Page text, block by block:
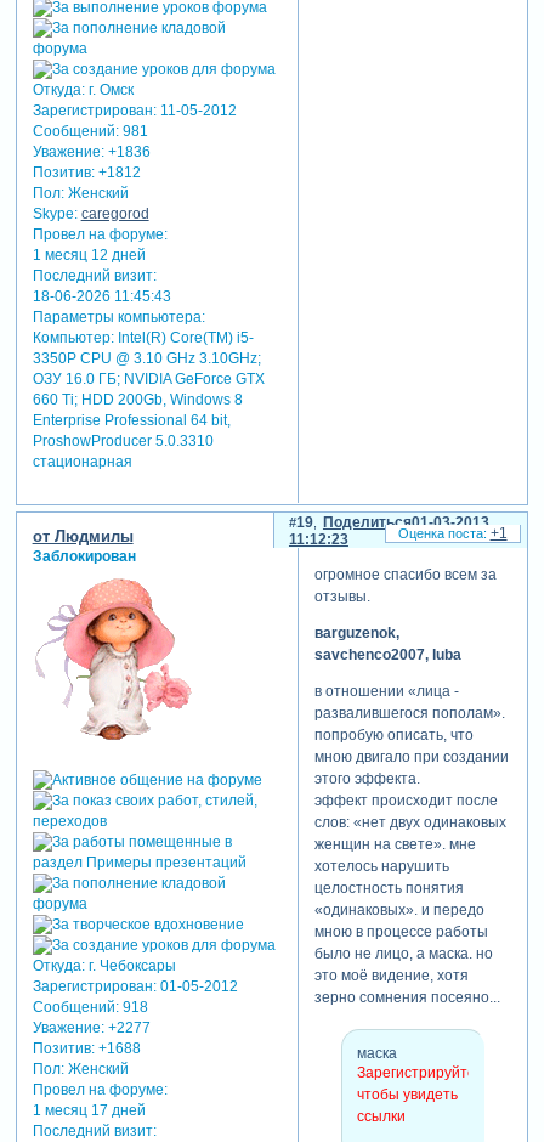
Откуда:г. Омск
Зарегистрирован: 11-05-2012
Сообщений:981
Уважение: +1836
Позитив: +1812
Пол:Женский
Skype: caregorod
Провел на форуме:
1 месяц 12 дней
Последний визит:
18-06-2026 11:45:43
Параметры компьютера:
Компьютер: Intel(R) Core(TM) i5-
3350P CPU @ 3.10 GHz 3.10GHz;
ОЗУ 16.0 ГБ; NVIDIA GeForce GTX
660 Ti; HDD 200Gb, Windows 8
Enterprise Professional 64 bit,
ProshowProducer 5.0.3310
стационарная
Поделиться
19
01-03-2013
11:12:23
от Людмилы
Заблокирован
Откуда:г. Чебоксары
Зарегистрирован: 01-05-2012
Сообщений:918
Уважение: +2277
Позитив: +1688
Пол:Женский
Провел на форуме:
1 месяц 17 дней
Последний визит:
огромное спасибо всем за
отзывы.
вarguzenok,
savchenco2007, luba
в отношении «лица -
развалившегося пополам».
попробую описать, что
мною двигало при создании
этого эффекта.
эффект происходит после
слов: «нет двух одинаковых
женщин на свете». мне
хотелось нарушить
целостность понятия
«одинаковых». и передо
мною в процессе работы
было не лицо, а маска. но
это моё видение, хотя
зерно сомнения посеяно...
маска
Зарегистрируйтесь,
чтобы увидеть
ссылки
+1